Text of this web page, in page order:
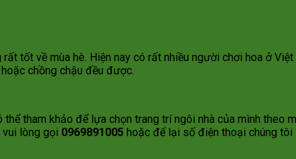
tốt về mùa hè. Hiện nay có rất nhiều người chơi hoa ở
chồng chậu đều được.
tham khảo để lựa chọn trang trí ngôi nhà của mình theo
lòng gọi 0969891005 hoặc để lại số điện thoại chúng tôi